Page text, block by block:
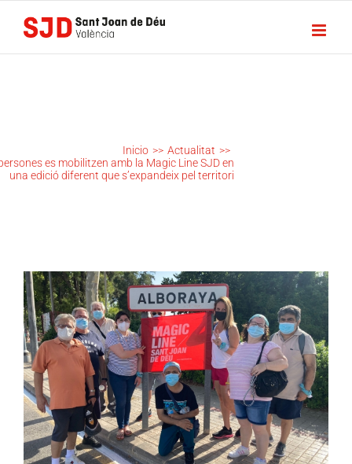
Saltar
contenido
Inicio >> Actualitat >>
es mobilitzen amb la Magic Line SJD en
una edició diferent que s’expandeix pel territori